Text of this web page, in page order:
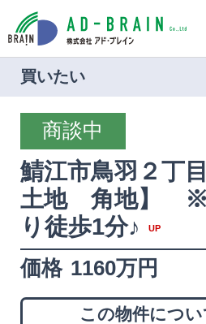
HOME
買いたい
中古戸建
店舗付
アパート
借りたい 店舗・事
土地
買いたい
商談中
鯖江市鳥羽２丁
土地 角地】 ※
り徒歩1分♪
UP
価格 1160万円
この物件につ